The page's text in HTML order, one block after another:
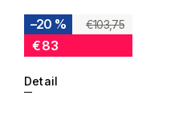
€103,75
–20 %
€83
Detail